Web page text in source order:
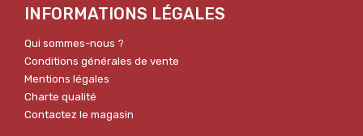
INFORMATIONS LÉGALES
Qui sommes-nous ?
Conditions générales de vente
Mentions légales
Charte qualité
Contactez le magasin